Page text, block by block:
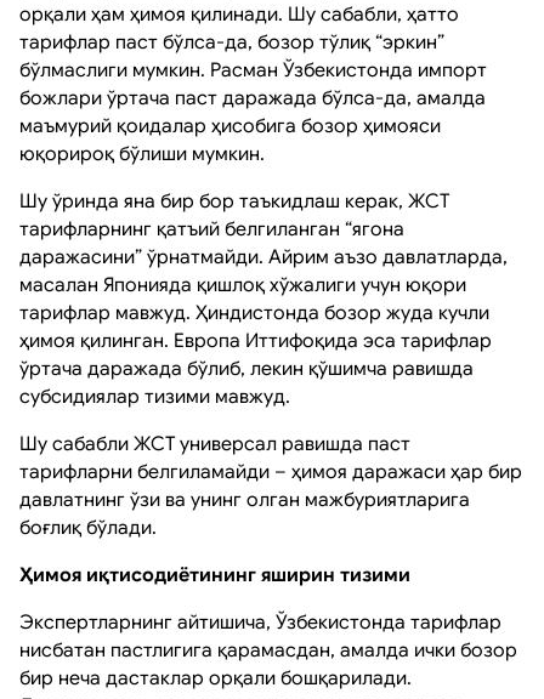
орқали ҳам ҳимоя қилинади. Шу сабабли, ҳатто
тарифлар паст бўлса-да, бозор тўлиқ “эркин”
бўлмаслиги мумкин. Расман Ўзбекистонда импорт
божлари ўртача паст даражада бўлса-да, амалда
маъмурий қоидалар ҳисобига бозор ҳимояси
юқорироқ бўлиши мумкин.
Шу ўринда яна бир бор таъкидлаш керак, ЖСТ
тарифларнинг қатъий белгиланган “ягона
даражасини” ўрнатмайди. Айрим аъзо давлатларда,
масалан Японияда қишлоқ хўжалиги учун юқори
тарифлар мавжуд. Ҳиндистонда бозор жуда кучли
ҳимоя қилинган. Европа Иттифоқида эса тарифлар
ўртача даражада бўлиб, лекин қўшимча равишда
субсидиялар тизими мавжуд.
Шу сабабли ЖСТ универсал равишда паст
тарифларни белгиламайди – ҳимоя даражаси ҳар бир
давлатнинг ўзи ва унинг олган мажбуриятларига
боғлиқ бўлади.
Ҳимоя иқтисодиётининг яширин тизими
Экспертларнинг айтишича, Ўзбекистонда тарифлар
нисбатан пастлигига қарамасдан, амалда ички бозор
бир неча дастаклар орқали бошқарилади.